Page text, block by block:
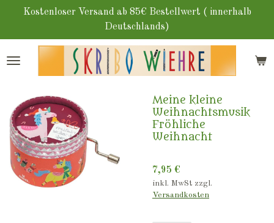
Zum
springen
Kostenloser Versand ab 85€ Bestellwert ( innerhalb
Deutschlands)
Meine kleine
Weihnachtsmusik
Fröhliche
Weihnacht
7,95 €
inkl. MwSt zzgl.
Versandkosten